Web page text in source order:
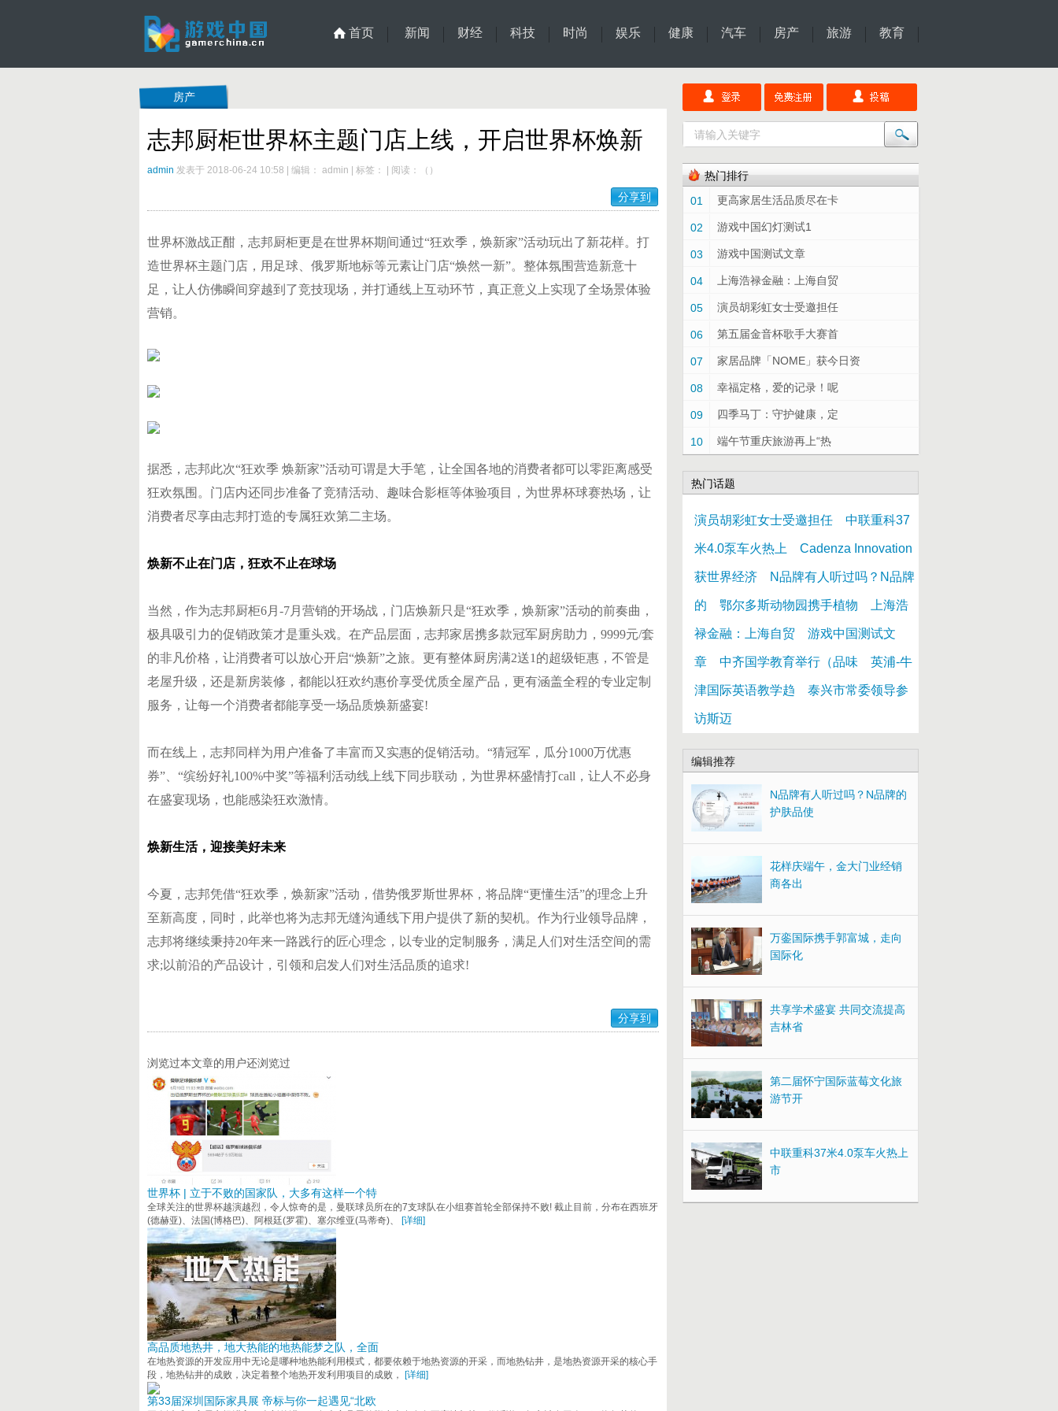
首页 新闻 财经 科技 时尚 娱乐 健康 汽车 房产 旅游 教育
房产
志邦厨柜世界杯主题门店上线，开启世界杯焕新
admin 发表于 2018-06-24 10:58 编辑： admin 标签： 阅读： （ ）
分享到
世界杯激战正酣，志邦厨柜更是在世界杯期间通过“狂欢季，焕新家”活动玩出了新花样。打
造世界杯主题门店，用足球、俄罗斯地标等元素让门店“焕然一新”。整体氛围营造新意十
足，让人仿佛瞬间穿越到了竞技现场，并打通线上互动环节，真正意义上实现了全场景体验
营销。
据悉，志邦此次“狂欢季 焕新家”活动可谓是大手笔，让全国各地的消费者都可以零距离感受
狂欢氛围。门店内还同步准备了竞猜活动、趣味合影框等体验项目，为世界杯球赛热场，让
消费者尽享由志邦打造的专属狂欢第二主场。
焕新不止在门店，狂欢不止在球场
当然，作为志邦厨柜6月-7月营销的开场战，门店焕新只是“狂欢季，焕新家”活动的前奏曲，
极具吸引力的促销政策才是重头戏。在产品层面，志邦家居携多款冠军厨房助力，9999元/套
的非凡价格，让消费者可以放心开启“焕新”之旅。更有整体厨房满2送1的超级钜惠，不管是
老屋升级，还是新房装修，都能以狂欢约惠价享受优质全屋产品，更有涵盖全程的专业定制
服务，让每一个消费者都能享受一场品质焕新盛宴!
而在线上，志邦同样为用户准备了丰富而又实惠的促销活动。“猜冠军，瓜分1000万优惠
券”、“缤纷好礼100%中奖”等福利活动线上线下同步联动，为世界杯盛情打call，让人不必身
在盛宴现场，也能感染狂欢激情。
焕新生活，迎接美好未来
今夏，志邦凭借“狂欢季，焕新家”活动，借势俄罗斯世界杯，将品牌“更懂生活”的理念上升
至新高度，同时，此举也将为志邦无缝沟通线下用户提供了新的契机。作为行业领导品牌，
志邦将继续秉持20年来一路践行的匠心理念，以专业的定制服务，满足人们对生活空间的需
求;以前沿的产品设计，引领和启发人们对生活品质的追求!
分享到
浏览过本文章的用户还浏览过
世界杯 | 立于不败的国家队，大多有这样一个特
全球关注的世界杯越演越烈，令人惊奇的是，曼联球员所在的7支球队在小组赛首轮全部保持不败! 截止目前，分布在西班牙
(德赫亚)、法国(博格巴)、阿根廷(罗霍)、塞尔维亚(马蒂奇)、 [详细]
高品质地热井，地大热能的地热能梦之队，全面
在地热资源的开发应用中无论是哪种地热能利用模式，都要依赖于地热资源的开采，而地热钻井，是地热资源开采的核心手
段，地热钻井的成败，决定着整个地热开发利用项目的成败， [详细]
第33届深圳国际家具展 帝标与你一起遇见“北欧
热门排行
01
更高家居生活品质尽在卡
02 游戏中国幻灯测试1
03 游戏中国测试文章
04 上海浩禄金融：上海自贸
05 演员胡彩虹女士受邀担任
06 第五届金音杯歌手大赛首
07 家居品牌「NOME」获今日资
08 幸福定格，爱的记录！呢
09 四季马丁：守护健康，定
10 端午节重庆旅游再上“热
热门话题
演员胡彩虹女士受邀担任 中联重科37
米4.0泵车火热上 Cadenza Innovation
获世界经济 N品牌有人听过吗？N品牌
的 鄂尔多斯动物园携手植物 上海浩
禄金融：上海自贸 游戏中国测试文
章 中齐国学教育举行（品味 英浦-牛
津国际英语教学趋 泰兴市常委领导参
访斯迈
编辑推荐
N品牌有人听过吗？N品牌的
护肤品使
花样庆端午，金大门业经销
商各出
万銮国际携手郭富城，走向
国际化
共享学术盛宴 共同交流提高
吉林省
第二届怀宁国际蓝莓文化旅
游节开
中联重科37米4.0泵车火热上
市